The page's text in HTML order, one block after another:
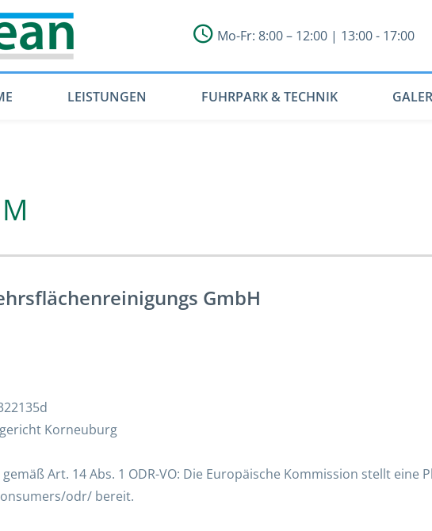
Mo-Fr: 8:00 – 12:00 | 13:00 - 17:00
LEISTUNGEN FUHRPARK & TECHNIK
GmbH
Korneuburg
Art. 14 Abs. 1 ODR-VO: Die Europäische Kommission stellt
odr/ bereit.